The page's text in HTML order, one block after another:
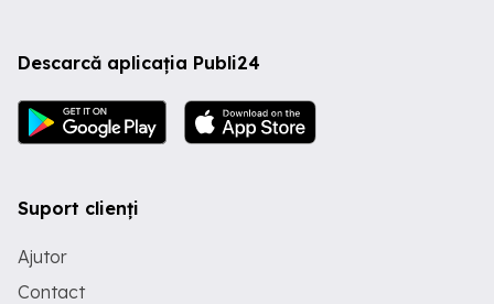
Descarcă aplicația Publi24
Suport clienți
Ajutor
Contact